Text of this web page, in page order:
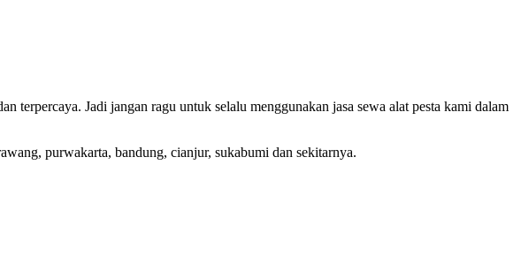
terpercaya. Jadi jangan ragu untuk selalu menggunakan jasa sewa alat pesta kami dalam
purwakarta, bandung, cianjur, sukabumi dan sekitarnya.